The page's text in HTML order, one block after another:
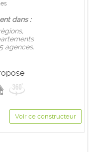
dans :
agences.
Voir ce constructeur